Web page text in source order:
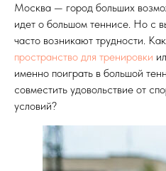
Москва — город больших
идет о большом теннисе. Но с
часто возникают трудности.
пространство для тренировки
именно поиграть в большой
совместить удовольствие от
условий?